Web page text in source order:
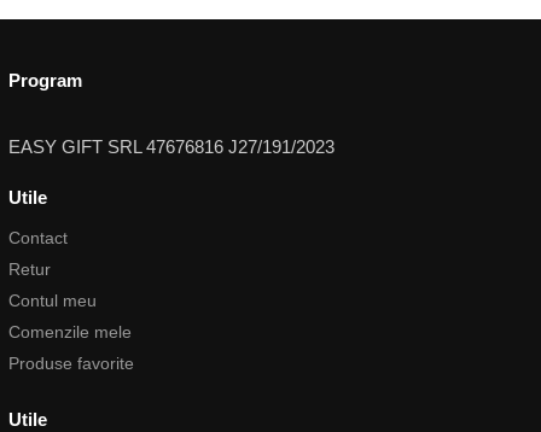
Program
EASY GIFT SRL 47676816 J27/191/2023
Utile
Contact
Retur
Contul meu
Comenzile mele
Produse favorite
Utile